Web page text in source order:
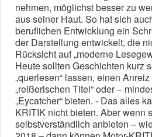
nehmen, möglichst besser zu
aus seiner Haut. So hat sich
beruflichen Entwicklung ein
der Darstellung entwickelt, die
Rücksicht auf „moderne
Heute sollten Geschichten kurz
„querlesen“ lassen, einen
„reißerischen Titel“ oder –
„Eycatcher“ bieten. - Das alles
KRITIK nicht bieten. Aber wenn
selbstverständlich anbieten –